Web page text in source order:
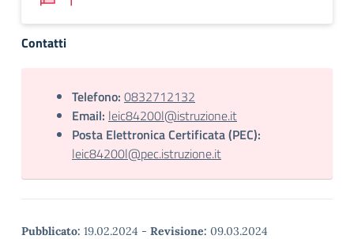
Contatti
Telefono: 0832712132
Email: leic84200l@istruzione.it
Posta Elettronica Certificata (PEC):
leic84200l@pec.istruzione.it
Pubblicato: 19.02.2024 - Revisione: 09.03.2024